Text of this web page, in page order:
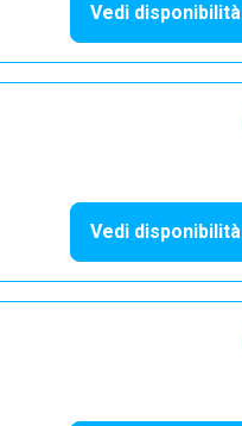
Vedi disponibilità
Vedi disponibilità